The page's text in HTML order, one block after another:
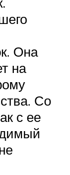
Она
на
Со
с ее